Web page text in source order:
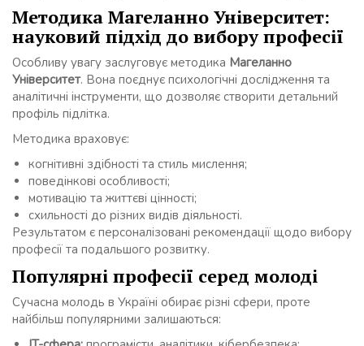
Методика Магеланно Університет:
науковий підхід до вибору професії
Особливу увагу заслуговує методика Магеланно
Університет. Вона поєднує психологічні дослідження та
аналітичні інструменти, що дозволяє створити детальний
профіль підлітка.
Методика враховує:
когнітивні здібності та стиль мислення;
поведінкові особливості;
мотивацію та життєві цінності;
схильності до різних видів діяльності.
Результатом є персоналізовані рекомендації щодо вибору
професії та подальшого розвитку.
Популярні професії серед молоді
Сучасна молодь в Україні обирає різні сфери, проте
найбільш популярними залишаються: